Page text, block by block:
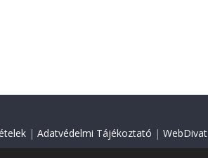
| Adatvédelmi Tájékoztató | WebDivat